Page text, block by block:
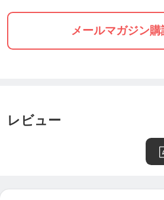
メールマガジン購
レビュー